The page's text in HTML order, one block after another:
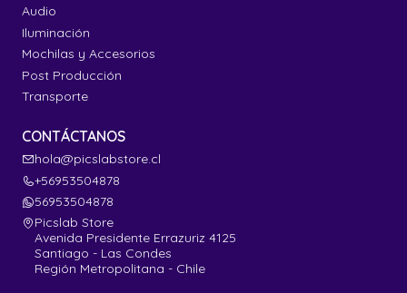
Audio
Iluminación
Mochilas y Accesorios
Post Producción
Transporte
CONTÁCTANOS
hola@picslabstore.cl
+56953504878
56953504878
Picslab Store
Avenida Presidente Errazuriz 4125
Santiago - Las Condes
Región Metropolitana - Chile